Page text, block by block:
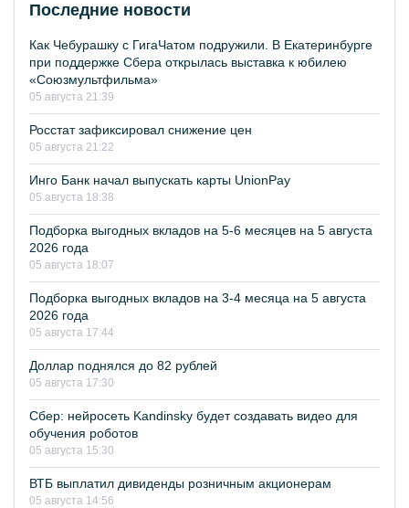
Последние новости
Как Чебурашку с ГигаЧатом подружили. В Екатеринбурге
при поддержке Сбера открылась выставка к юбилею
«Союзмультфильма»
05 августа 21:39
Росстат зафиксировал снижение цен
05 августа 21:22
Инго Банк начал выпускать карты UnionPay
05 августа 18:38
Подборка выгодных вкладов на 5-6 месяцев на 5 августа
2026 года
05 августа 18:07
Подборка выгодных вкладов на 3-4 месяца на 5 августа
2026 года
05 августа 17:44
Доллар поднялся до 82 рублей
05 августа 17:30
Сбер: нейросеть Kandinsky будет создавать видео для
обучения роботов
05 августа 15:30
ВТБ выплатил дивиденды розничным акционерам
05 августа 14:56